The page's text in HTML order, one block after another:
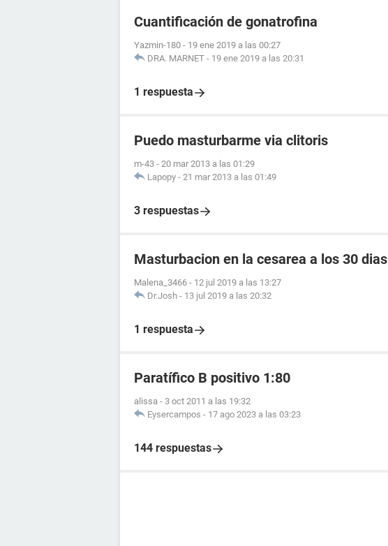
Cuantificación de gonatrofina
Yazmin-180 - 19 ene 2019 a las 00:27
DRA. MARNET - 19 ene 2019 a las 20:31
1 respuesta
Puedo masturbarme via clitoris
m-43 - 20 mar 2013 a las 01:29
Lapopy - 21 mar 2013 a las 01:49
3 respuestas
Masturbacion en la cesarea a los 30 dias
Malena_3466 - 12 jul 2019 a las 13:27
Dr.Josh - 13 jul 2019 a las 20:32
1 respuesta
Paratífico B positivo 1:80
alissa - 3 oct 2011 a las 19:32
Eysercampos - 17 ago 2023 a las 03:23
144 respuestas